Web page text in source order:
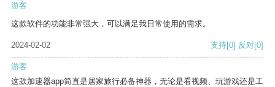
游客
这款软件的功能非常强大，可以满足我日常使用的需求。
2024-02-02 支持[0] 反对[0]
游客
这款加速器app简直是居家旅行必备神器，无论是看视频、玩游戏还是工